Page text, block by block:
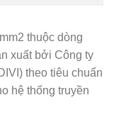
thuộc dòng
xuất bởi Công ty
theo tiêu chuẩn
hệ thống truyền